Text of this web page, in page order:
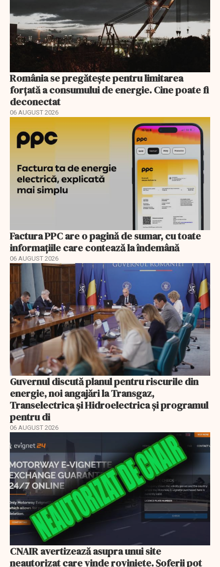
România se pregătește pentru limitarea
forțată a consumului de energie. Cine poate fi
deconectat
06 AUGUST 2026
Factura PPC are o pagină de sumar, cu toate
informațiile care contează la îndemână
06 AUGUST 2026
Guvernul discută planul pentru riscurile din
energie, noi angajări la Transgaz,
Transelectrica și Hidroelectrica și programul
pentru di
06 AUGUST 2026
CNAIR avertizează asupra unui site
neautorizat care vinde roviniete. Șoferii pot